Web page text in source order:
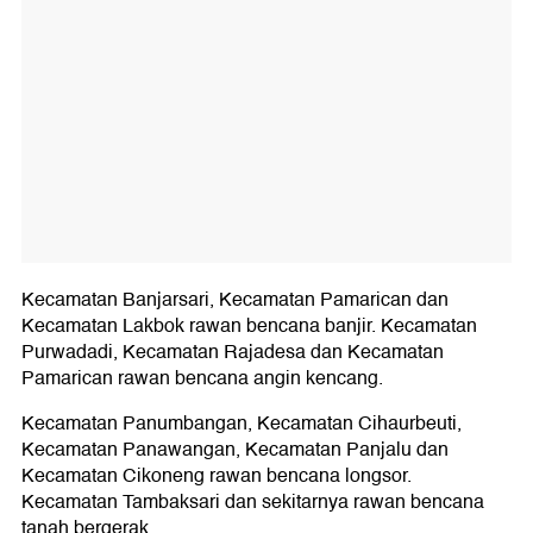
Kecamatan Banjarsari, Kecamatan Pamarican dan
Kecamatan Lakbok rawan bencana banjir. Kecamatan
Purwadadi, Kecamatan Rajadesa dan Kecamatan
Pamarican rawan bencana angin kencang.
Kecamatan Panumbangan, Kecamatan Cihaurbeuti,
Kecamatan Panawangan, Kecamatan Panjalu dan
Kecamatan Cikoneng rawan bencana longsor.
Kecamatan Tambaksari dan sekitarnya rawan bencana